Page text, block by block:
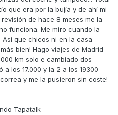
que era por la bujía y de ahí mi
de hace 8 meses me la
funciona. Me miro cuando la
que chicos ni en la casa
bien! Hago viajes de Madrid
km solo e cambiado dos
los 17.000 y la 2 a los 19300
y me la pusieron sin coste!
Tapatalk